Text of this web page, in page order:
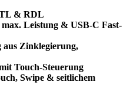
& RDL
Leistung & USB-C Fast-
aus Zinklegierung,
Touch-Steuerung
Swipe & seitlichem